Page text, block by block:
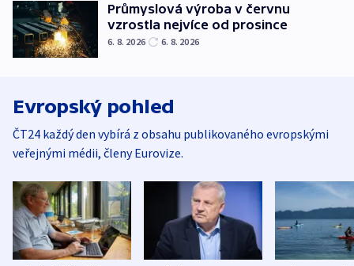
Průmyslová výroba v červnu
vzrostla nejvíce od prosince
6. 8. 2026 6. 8. 2026
Evropský pohled
ČT24 každý den vybírá z obsahu publikovaného evropskými
veřejnými médii, členy Eurovize.